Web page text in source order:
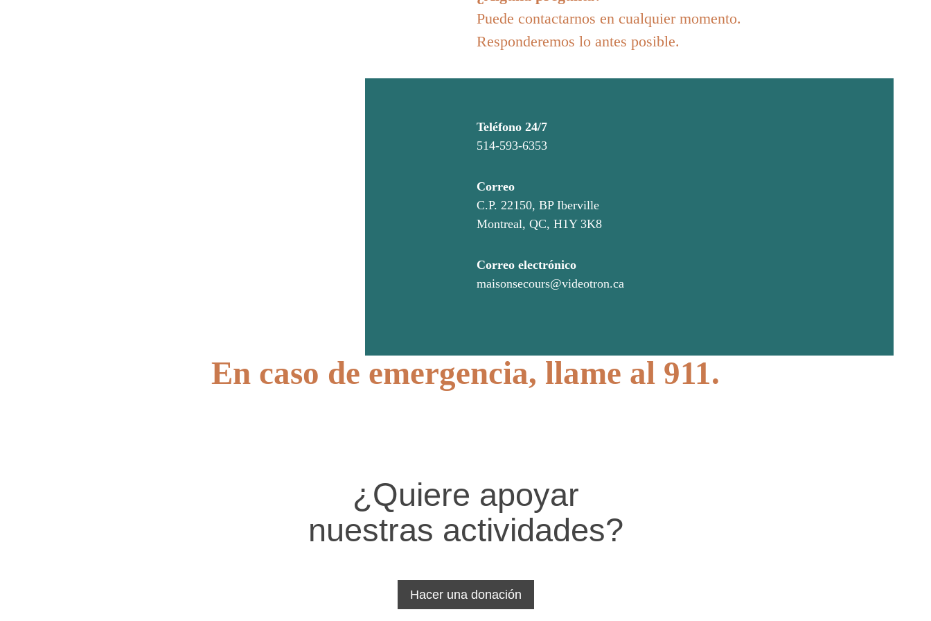
Puede contactarnos en cualquier momento.
Responderemos lo antes posible.
Teléfono 24/7
514-593-6353
Correo
C.P. 22150, BP Iberville
Montreal, QC, H1Y 3K8
Correo electrónico
maisonsecours@videotron.ca
En caso de emergencia, llame al 911.
¿Quiere apoyar
nuestras actividades?
Hacer una donación